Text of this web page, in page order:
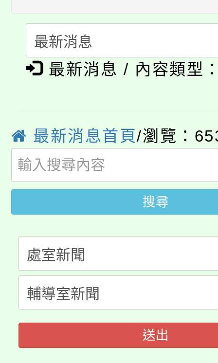
代理(課)教師甄選結果(
轉知中國文化大學推廣
《TA101》溝通分析基
系所師生報名參加。
淨零綠生活教案入校路
會
115年食農教育專業人
學籍身 分審查程序及
版
淨零綠領人才培育課程
公告本校115學年度第
代理(課)教師甄選結果(
「2026金融保險知識
桃園市115學年度學生
代理(課)教師甄選結果(
公告本校115學年度第
代理(課)教師甄選結果(
轉知中國文化大學推廣
《TA101》溝通分析基
程，歡迎學生輔導中心
最新消息 / 內容類型
最新消息首頁/瀏覽：
搜尋
送出